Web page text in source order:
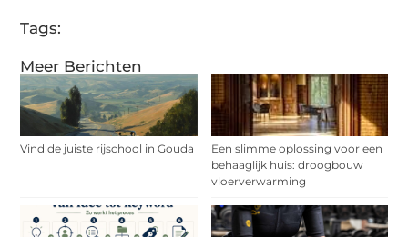
Meer Berichten
Vind de juiste rijschool in Gouda
Een slimme oplossing voor een
behaaglijk huis: droogbouw
vloerverwarming
Tags: